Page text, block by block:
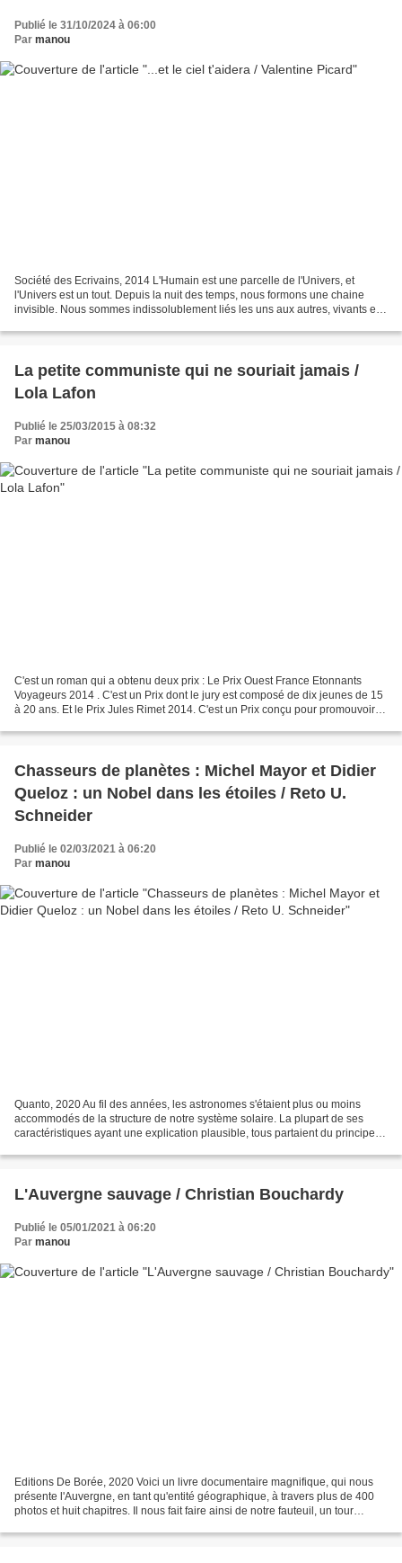
Publié le 31/10/2024 à 06:00
Par manou
Société des Ecrivains, 2014 L'Humain est une parcelle de l'Univers, et
l'Univers est un tout. Depuis la nuit des temps, nous formons une chaine
invisible. Nous sommes indissolublement liés les uns aux autres, vivants et
La petite communiste qui ne souriait jamais /
Lola Lafon
Publié le 25/03/2015 à 08:32
Par manou
C'est un roman qui a obtenu deux prix : Le Prix Ouest France Etonnants
Voyageurs 2014 . C'est un Prix dont le jury est composé de dix jeunes de 15
à 20 ans. Et le Prix Jules Rimet 2014. C'est un Prix conçu pour promouvoir la
Chasseurs de planètes : Michel Mayor et Didier
Queloz : un Nobel dans les étoiles / Reto U.
Schneider
Publié le 02/03/2021 à 06:20
Par manou
Quanto, 2020 Au fil des années, les astronomes s'étaient plus ou moins
accommodés de la structure de notre système solaire. La plupart de ses
caractéristiques ayant une explication plausible, tous partaient du principe
L'Auvergne sauvage / Christian Bouchardy
Publié le 05/01/2021 à 06:20
Par manou
Editions De Borée, 2020 Voici un livre documentaire magnifique, qui nous
présente l'Auvergne, en tant qu'entité géographique, à travers plus de 400
photos et huit chapitres. Il nous fait faire ainsi de notre fauteuil, un tour